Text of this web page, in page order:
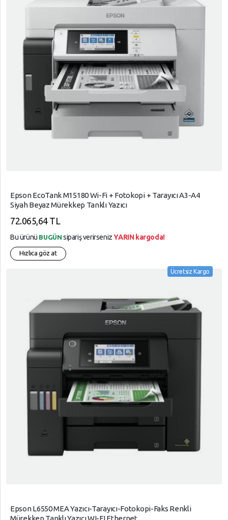
Epson EcoTank M15180 Wi-Fi + Fotokopi + Tarayıcı A3-A4
Siyah Beyaz Mürekkep Tanklı Yazıcı
72.065,64 TL
Bu ürünü BUGÜN sipariş verirsenizYARIN kargoda!
Hızlıca göz at
Ücretsiz Kargo
Epson L6550 MEA Yazıcı-Tarayıcı-Fotokopi-Faks Renkli
Mürekkep Tanklı Yazıcı WI-FI Ethernet
arrow_circle_up